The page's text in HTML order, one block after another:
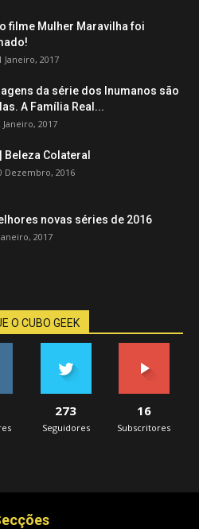
filme Mulher Maravilha foi
Janeiro, 2017
da série dos Inumanos são
A Família Real...
Janeiro, 2017
Beleza Colateral
Dezembro, 2016
novas séries de 2016
2017
O CUBO GEEK
273
Seguidores
16
Subscritores